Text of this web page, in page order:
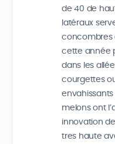
de 40 de
latéraux
concombres
cette année
dans les
courgettes
envahissants
melons ont
innovation
tres haute